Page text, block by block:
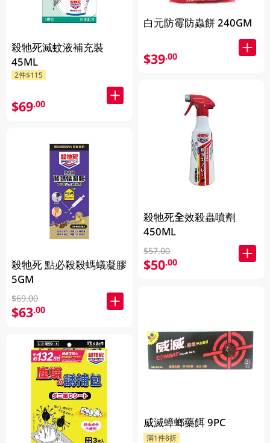
殺牠死滅蚊液補充裝
45ML
2件$115
$69.00
殺牠死 點必殺殺螞蟻凝膠
5GM
$69.00
$63.00
白元防霉防蟲餅 240GM
$39.00
殺牠死全效殺蟲噴劑
450ML
$57.00
$50.00
威滅蟑螂藥餌 9PC
滿1件8折